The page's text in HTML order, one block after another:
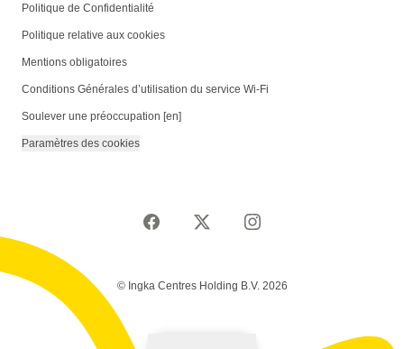
Politique de Confidentialité
Politique relative aux cookies
Mentions obligatoires
Conditions Générales d’utilisation du service Wi-Fi
Soulever une préoccupation [en]
Paramètres des cookies
© Ingka Centres Holding B.V. 2026